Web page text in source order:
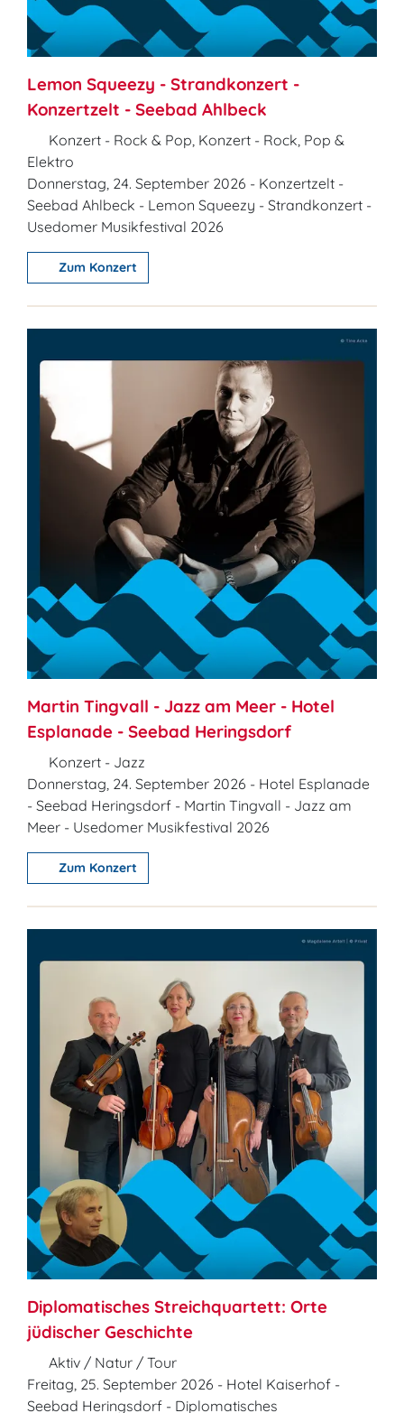
Lemon Squeezy - Strandkonzert -
Konzertzelt - Seebad Ahlbeck
Konzert - Rock & Pop, Konzert - Rock, Pop &
Elektro
Donnerstag, 24. September 2026 - Konzertzelt -
Seebad Ahlbeck - Lemon Squeezy - Strandkonzert -
Usedomer Musikfestival 2026
Zum Konzert
Martin Tingvall - Jazz am Meer - Hotel
Esplanade - Seebad Heringsdorf
Konzert - Jazz
Donnerstag, 24. September 2026 - Hotel Esplanade
- Seebad Heringsdorf - Martin Tingvall - Jazz am
Meer - Usedomer Musikfestival 2026
Zum Konzert
Diplomatisches Streichquartett: Orte
jüdischer Geschichte
Aktiv / Natur / Tour
Freitag, 25. September 2026 - Hotel Kaiserhof -
Seebad Heringsdorf - Diplomatisches